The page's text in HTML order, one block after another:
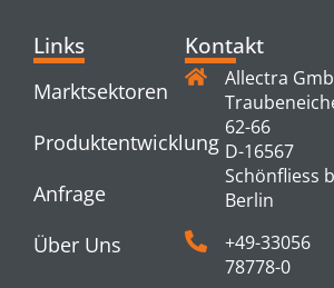
Links
Marktsektoren
Produktentwicklung
Anfrage
Über Uns
Kontakt
Allectra
62-66
D-16567
Schönfliess
Berlin
+49-33056
78778-0